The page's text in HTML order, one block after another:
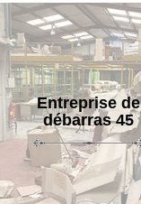
Entreprise de
débarras 45